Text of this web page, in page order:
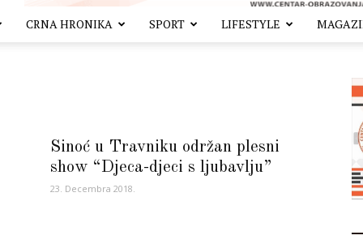
CRNA HRONIKA SPORT LIFESTYLE
Sinoć u Travniku održan plesni
show “Djeca-djeci s ljubavlju”
23. Decembra 2018.